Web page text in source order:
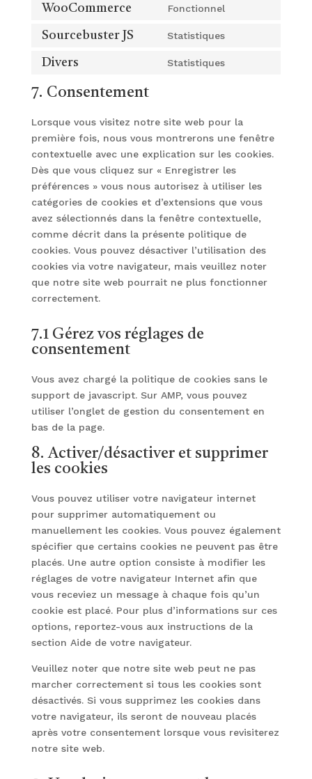
WooCommerce Fonctionnel
Sourcebuster JS Statistiques
Divers Statistiques
divers
7. Consentement
Lorsque vous visitez notre site web pour la
première fois, nous vous montrerons une fenêtre
contextuelle avec une explication sur les cookies.
Dès que vous cliquez sur « Enregistrer les
préférences » vous nous autorisez à utiliser les
catégories de cookies et d’extensions que vous
avez sélectionnés dans la fenêtre contextuelle,
comme décrit dans la présente politique de
cookies. Vous pouvez désactiver l’utilisation des
cookies via votre navigateur, mais veuillez noter
que notre site web pourrait ne plus fonctionner
correctement.
7.1 Gérez vos réglages de
consentement
Vous avez chargé la politique de cookies sans le
support de javascript. Sur AMP, vous pouvez
utiliser l’onglet de gestion du consentement en
bas de la page.
8. Activer/désactiver et supprimer
les cookies
Vous pouvez utiliser votre navigateur internet
pour supprimer automatiquement ou
manuellement les cookies. Vous pouvez également
spécifier que certains cookies ne peuvent pas être
placés. Une autre option consiste à modifier les
réglages de votre navigateur Internet afin que
vous receviez un message à chaque fois qu’un
cookie est placé. Pour plus d’informations sur ces
options, reportez-vous aux instructions de la
section Aide de votre navigateur.
Veuillez noter que notre site web peut ne pas
marcher correctement si tous les cookies sont
désactivés. Si vous supprimez les cookies dans
votre navigateur, ils seront de nouveau placés
après votre consentement lorsque vous revisiterez
notre site web.